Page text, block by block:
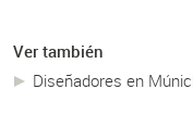
Ver también
Diseñadores en